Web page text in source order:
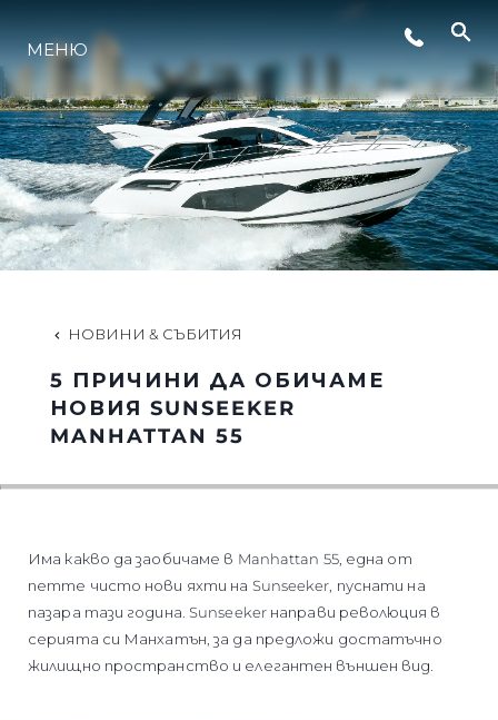
СЪБИТИЯ
ЛАЙФСТАЙЛ
ИНОВАЦИЯ
НАСЛЕДСТВО
МЕНЮ
НОВИНИ & СЪБИТИЯ
5 ПРИЧИНИ ДА ОБИЧАМЕ
НОВИЯ SUNSEEKER
MANHATTAN 55
Има какво да заобичаме в Manhattan 55, една от
петте чисто нови яхти на Sunseeker, пуснати на
пазара тази година. Sunseeker направи революция в
серията си Манхатън, за да предложи достатъчно
жилищно пространство и елегантен външен вид.